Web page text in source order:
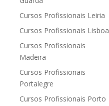
Cursos Profissionais Leiria
Cursos Profissionais Lisboa
Cursos Profissionais
Madeira
Cursos Profissionais
Portalegre
Cursos Profissionais Porto